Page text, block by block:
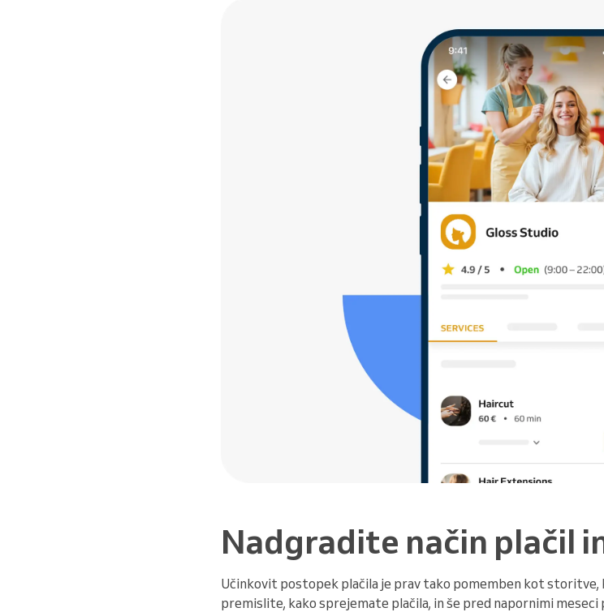
Nadgradite način plačil
Učinkovit postopek plačila je prav tako pomemben kot storitve,
premislite, kako sprejemate plačila, in še pred napornimi